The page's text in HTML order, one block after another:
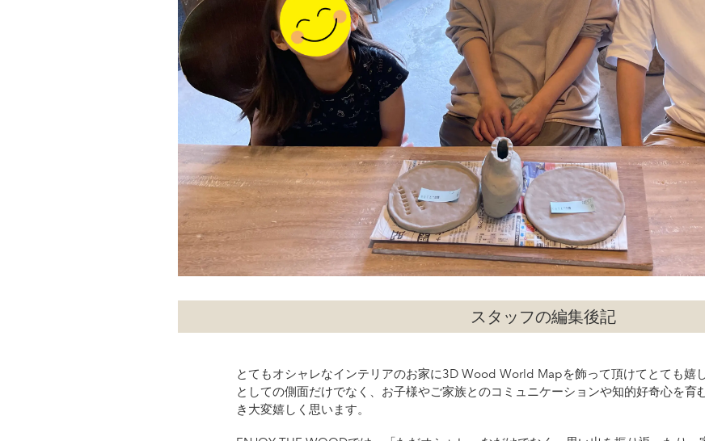
スタッフの編集後記
とてもオシャレなインテリアのお家に3D Wood World Mapを飾って頂けてとても嬉
としての側面だけでなく、お子様やご家族とのコミュニケーションや知的好奇心を育
き大変嬉しく思います。